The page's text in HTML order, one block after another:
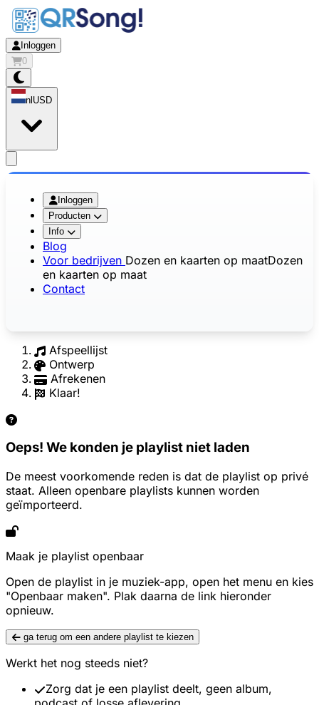
Inloggen
0
nl USD
Inloggen
Producten
Info
Blog
Voor bedrijven Dozen en kaarten op maatDozen
en kaarten op maat
Contact
Afspeellijst
Ontwerp
Afrekenen
Klaar!
Oeps! We konden je playlist niet laden
De meest voorkomende reden is dat de playlist op privé
staat. Alleen openbare playlists kunnen worden
geïmporteerd.
Maak je playlist openbaar
Open de playlist in je muziek-app, open het menu en kies
"Openbaar maken". Plak daarna de link hieronder
opnieuw.
ga terug om een andere playlist te kiezen
Werkt het nog steeds niet?
Zorg dat je een playlist deelt, geen album,